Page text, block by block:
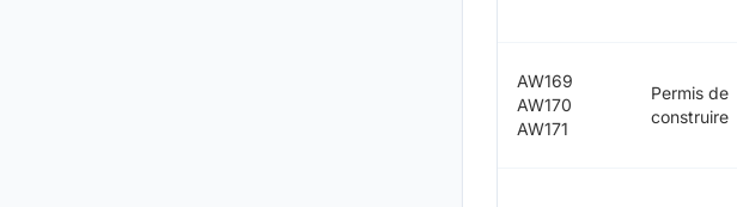
AW169
AW170
AW171
Permis de
construire